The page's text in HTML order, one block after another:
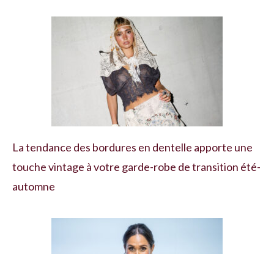
La tendance des bordures en dentelle apporte une
touche vintage à votre garde-robe de transition été-
automne